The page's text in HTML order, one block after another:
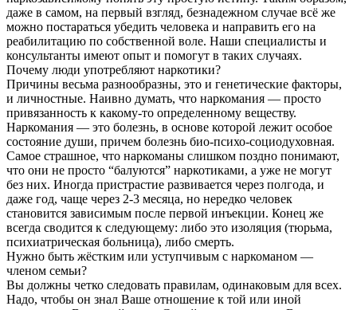
даже в самом, на первый взгляд, безнадежном случае всё же
можно постараться убедить человека и направить его на
реабилитацию по собственной воле. Наши специалисты и
консультанты имеют опыт и помогут в таких случаях.
Почему люди употребляют наркотики?
Причины весьма разнообразны, это и генетические факторы,
и личностные. Наивно думать, что наркомания — просто
привязанность к какому-то определенному веществу.
Наркомания — это болезнь, в основе которой лежит особое
состояние души, причем болезнь био-психо-социодуховная.
Самое страшное, что наркоманы слишком поздно понимают,
что они не просто “балуются” наркотиками, а уже не могут
без них. Иногда пристрастие развивается через полгода, и
даже год, чаще через 2-3 месяца, но нередко человек
становится зависимым после первой инъекции. Конец же
всегда сводится к следующему: либо это изоляция (тюрьма,
психиатрическая больница), либо смерть.
Нужно быть жёстким или уступчивым с наркоманом —
членом семьи?
Вы должны четко следовать правилам, одинаковым для всех.
Надо, чтобы он знал Ваше отношение к той или иной